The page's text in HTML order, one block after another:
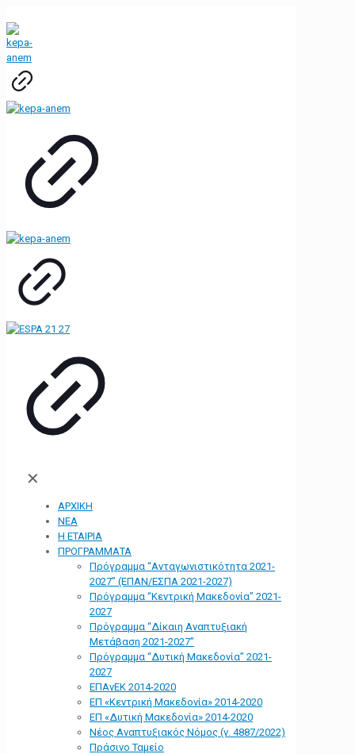
✕
ΑΡΧΙΚΗ
ΝΕΑ
Η ΕΤΑΙΡΙΑ
ΠΡΟΓΡΑΜΜΑΤΑ
Πρόγραμμα “Ανταγωνιστικότητα 2021-
2027” (ΕΠΑΝ/ΕΣΠΑ 2021-2027)
Πρόγραμμα “Κεντρική Μακεδονία” 2021-
2027
Πρόγραμμα “Δίκαιη Αναπτυξιακή
Μετάβαση 2021-2027”
Πρόγραμμα “Δυτική Μακεδονία” 2021-
2027
ΕΠΑνΕΚ 2014-2020
ΕΠ «Kεντρική Μακεδονία» 2014-2020
ΕΠ «Δυτική Μακεδονία» 2014-2020
Νέος Αναπτυξιακός Νόμος (ν. 4887/2022)
Πράσινο Ταμείο